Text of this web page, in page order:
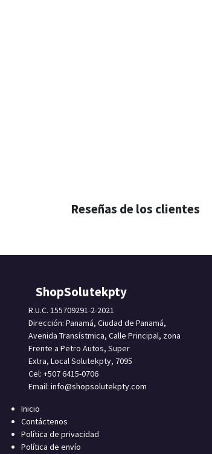
Reseñas de los clientes
ShopSolutekpty
R.U.C. 155709291-2-2021
Dirección: Panamá, Ciudad de Panamá,
Avenida Transístmica, Calle Principal, zona
Frente a Petro Autos, Super
Extra, Local Solutekpty, 7095
Cel: +507 6415-0706
Email: info@shopsolutekpty.com
Inicio
Contáctenos
Política de privacidad
Política de envío